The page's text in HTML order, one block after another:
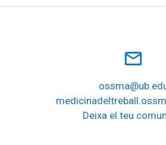
mail_outline
Deixa el teu